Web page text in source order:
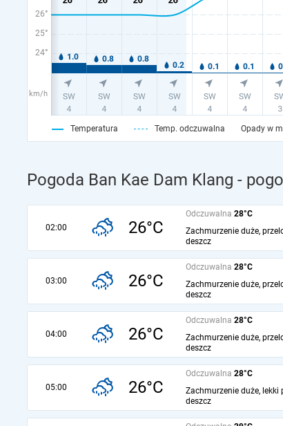
26°
25°
24°
km/h
Temperatura Temp. odczuwalna Opady w
Pogoda Ban Kae Dam Klang -
02:00 26°C
Odczuwalna 28°C
Zachmurzenie duże,
deszcz
03:00 26°C
Odczuwalna 28°C
Zachmurzenie duże,
deszcz
04:00 26°C
Odczuwalna 28°C
Zachmurzenie duże,
deszcz
05:00 26°C
Odczuwalna 28°C
Zachmurzenie duże, lekki
deszcz